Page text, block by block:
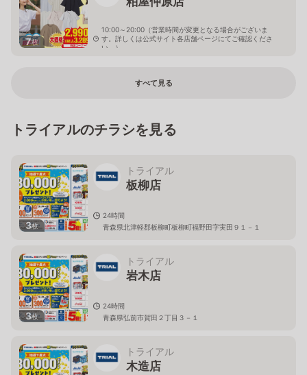
7枚
10:00～20:00（営業時間が変更となる場合がございま
す。詳しくは公式サイト各店舗ページにてご確認くださ
い。）
すべて見る
トライアルのチラシを見る
3枚
トライアル
板柳店
24時間
青森県北津軽郡板柳町板柳町福野田字実田９１－１
3枚
トライアル
岩木店
24時間
青森県弘前市賀田２丁目３－１
トライアル
木造店